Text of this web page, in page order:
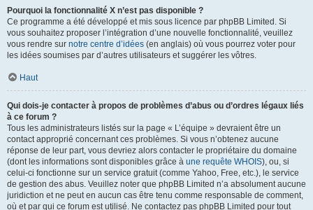
Pourquoi la fonctionnalité X n’est pas disponible ?
Ce programme a été développé et mis sous licence par phpBB Limited. Si
vous souhaitez proposer l’intégration d’une nouvelle fonctionnalité, veuillez
vous rendre sur notre centre d’idées (en anglais) où vous pourrez voter pour
les idées soumises par d’autres utilisateurs et suggérer les vôtres.
Haut
Qui dois-je contacter à propos de problèmes d’abus ou d’ordres légaux liés
à ce forum ?
Tous les administrateurs listés sur la page « L’équipe » devraient être un
contact approprié concernant ces problèmes. Si vous n’obtenez aucune
réponse de leur part, vous devriez alors contacter le propriétaire du domaine
(dont les informations sont disponibles grâce à une requête WHOIS), ou, si
celui-ci fonctionne sur un service gratuit (comme Yahoo, Free, etc.), le service
de gestion des abus. Veuillez noter que phpBB Limited n’a absolument aucune
juridiction et ne peut en aucun cas être tenu comme responsable de comment,
où et par qui ce forum est utilisé. Ne contactez pas phpBB Limited pour tout